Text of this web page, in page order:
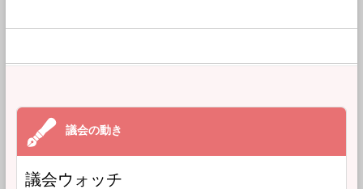
議会ウォッチ